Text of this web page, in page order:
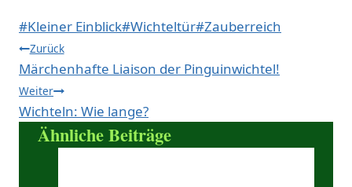
Schlagworte:
#Kleiner Einblick#Wichteltür#Zauberreich
Beitragsnavigation
Zurück
Märchenhafte Liaison der Pinguinwichtel!
Weiter
Wichteln: Wie lange?
Ähnliche Beiträge